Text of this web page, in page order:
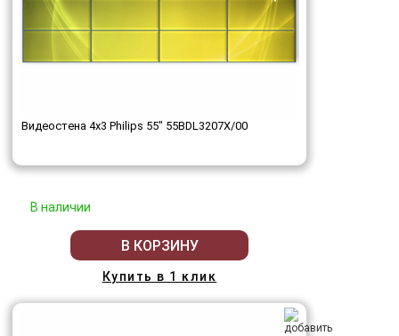
Видеостена 4x3 Philips 55" 55BDL3207X/00
В наличии
В КОРЗИНУ
Купить в 1 клик